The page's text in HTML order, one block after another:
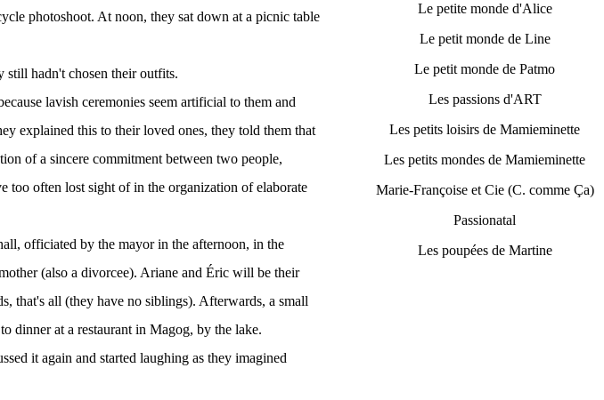
photoshoot. At noon, they sat down at a picnic table
still hadn't chosen their outfits.
lavish ceremonies seem artificial to them and
explained this to their loved ones, they told them that
of a sincere commitment between two people,
too often lost sight of in the organization of elaborate
officiated by the mayor in the afternoon, in the
(also a divorcee). Ariane and Éric will be their
that's all (they have no siblings). Afterwards, a small
dinner at a restaurant in Magog, by the lake.
it again and started laughing as they imagined
Le petite monde d'Alice
Le petit monde de Line
Le petit monde de Patmo
Les passions d'ART
Les petits loisirs de Mamieminette
Les petits mondes de Mamieminette
Marie-Françoise et Cie (C. comme Ça)
Passionatal
Les poupées de Martine